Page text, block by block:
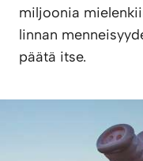
miljoonia
linnan
päätä itse.